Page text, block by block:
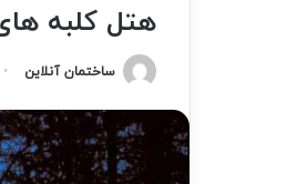
هتل کلبه­
ساختمان آنلاین